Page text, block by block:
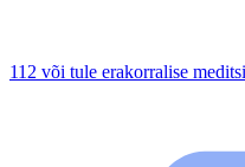
112 või tule erakorralise